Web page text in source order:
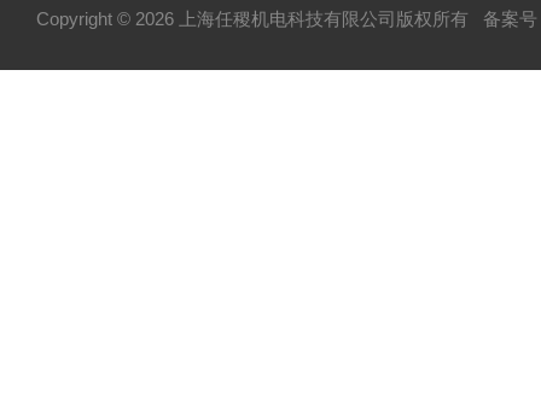
Copyright © 2026 上海任稷机电科技有限公司版权所有 备案号